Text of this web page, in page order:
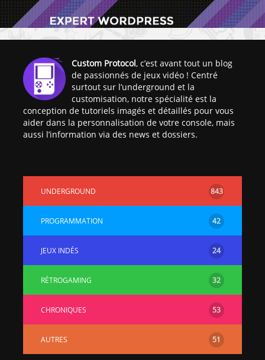
Custom Protocol, c’est avant tout un blog
de passionnés de jeux vidéo ! Centré
surtout sur l’underground et la
customisation, notre spécialité est la
conception de tutoriels imagés et détaillés pour vous
aider dans la personnalisation de votre console, mais
aussi l’information via des news et dossiers.
UNDERGROUND 843
PROGRAMMATION 42
JEUX INDÉS 24
RÉTROGAMING 32
CHRONIQUES 53
AUTRES 51